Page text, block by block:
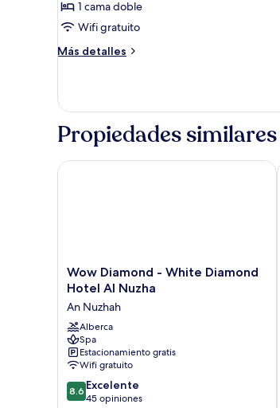
fotos
de
Suite
1 cama doble
Wifi gratuito
Más detalles
Más
Propiedades similares
Wow
Diamond
White
Diamond
Hotel
Al
Nuzha
An
Nuzhah
Wow Diamond - White Diamond
Hotel Al Nuzha
An Nuzhah
Alberca
Spa
Estacionamiento gratis
Wifi gratuito
8.6
de
8.6 Excelente
45 opiniones
Wow Diamond - White Diamond Hotel